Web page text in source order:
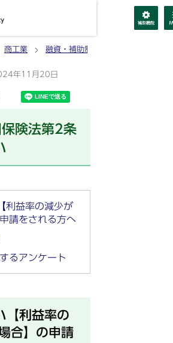
商工業 融資・補助制度
年11月20日
険法第2条
益率の減少が
請をされる方へ
るアンケート
利益率の
合】の申請